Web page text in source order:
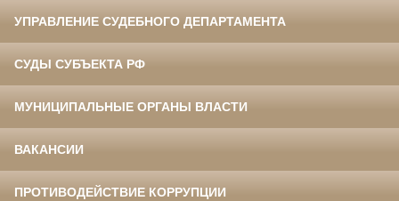
УПРАВЛЕНИЕ СУДЕБНОГО ДЕПАРТАМЕНТА
СУДЫ СУБЪЕКТА РФ
МУНИЦИПАЛЬНЫЕ ОРГАНЫ ВЛАСТИ
ВАКАНСИИ
ПРОТИВОДЕЙСТВИЕ КОРРУПЦИИ